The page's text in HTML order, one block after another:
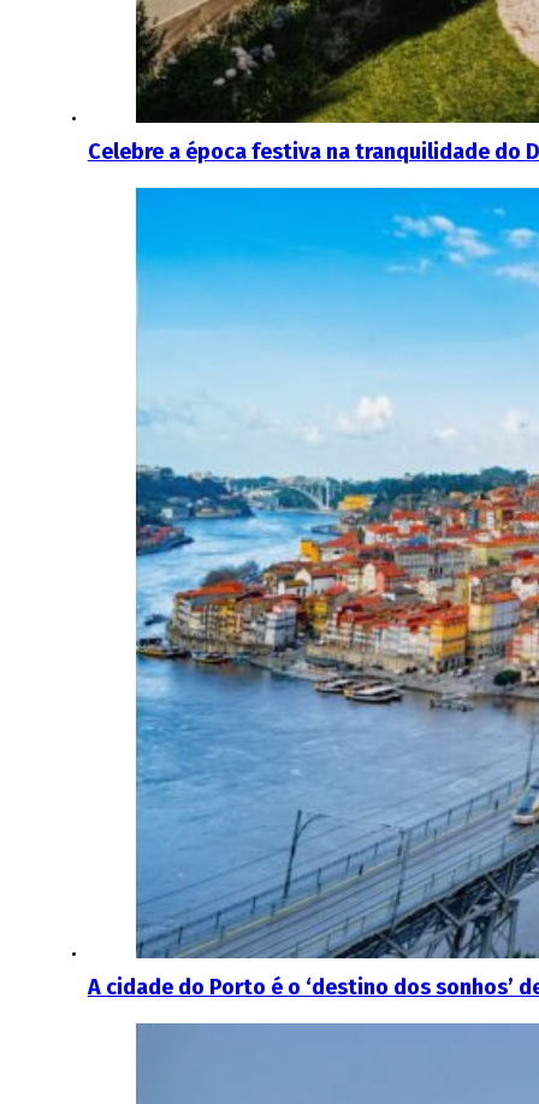
Celebre a época festiva na tranquilidade do
A cidade do Porto é o ‘destino dos sonhos’